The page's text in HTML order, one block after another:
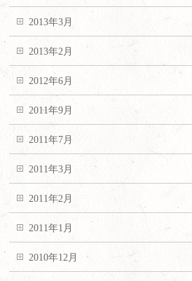
2013年3月
2013年2月
2012年6月
2011年9月
2011年7月
2011年3月
2011年2月
2011年1月
2010年12月